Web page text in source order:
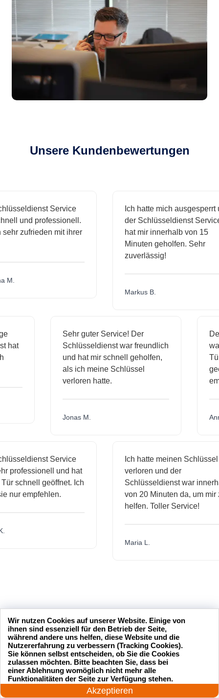
Unsere Kundenbewertungen
Service
und professionell.
zufrieden mit ihrer
Ich hatte mich ausgesperrt und
der Schlüsseldienst Service
hat mir innerhalb von 15
Minuten geholfen. Sehr
zuverlässig!
Markus B.
hat
Sehr guter Service! Der
Schlüsseldienst war freundlich
und hat mir schnell geholfen,
als ich meine Schlüssel
verloren hatte.
Jonas M.
Service
und hat
schnell geöffnet. Ich
empfehlen.
Ich hatte meinen Schlüssel
verloren und der
Schlüsseldienst war innerhalb
von 20 Minuten da, um mir zu
helfen. Toller Service!
Maria L.
24 Stunden am Tag
Akzeptieren
Wir nutzen Cookies auf unserer Website. Einige von
ihnen sind essenziell für den Betrieb der Seite,
während andere uns helfen, diese Website und die
Nutzererfahrung zu verbessern (Tracking Cookies).
Sie können selbst entscheiden, ob Sie die Cookies
zulassen möchten. Bitte beachten Sie, dass bei
einer Ablehnung womöglich nicht mehr alle
Funktionalitäten der Seite zur Verfügung stehen.